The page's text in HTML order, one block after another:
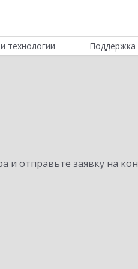
технологии Поддержка
отправьте заявку на